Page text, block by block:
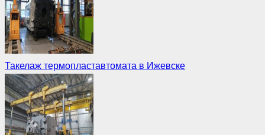
Такелаж термопластавтомата в Ижевске